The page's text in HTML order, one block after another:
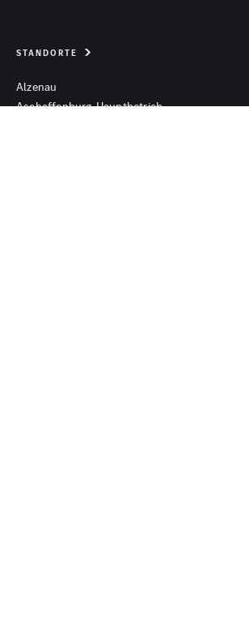
STANDORTE
Alzenau
Aschaffenburg-Hauptbetrieb